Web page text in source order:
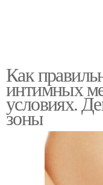
Как
интимных
условиях.
зоны